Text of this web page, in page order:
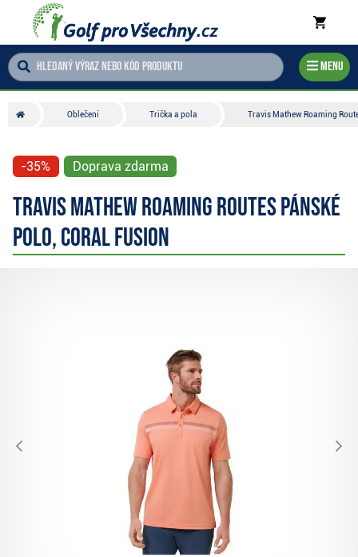
Menu
Oblečení Trička a pola Travis Mathew Roaming
-35% Doprava zdarma
Travis Mathew Roaming Routes pánské
polo, coral fusion